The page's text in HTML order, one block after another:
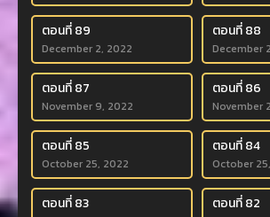
ตอนที่ 89
December 2, 2022
ตอนที่ 88
December
ตอนที่ 87
November 9, 2022
ตอนที่ 86
November
ตอนที่ 85
October 25, 2022
ตอนที่ 84
October
ตอนที่ 83 ตอนที่ 82